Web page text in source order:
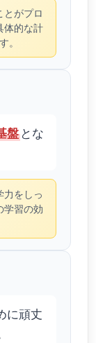
とがプロ
体的な計
。
盤とな
力をしっ
学習の効
に頑丈